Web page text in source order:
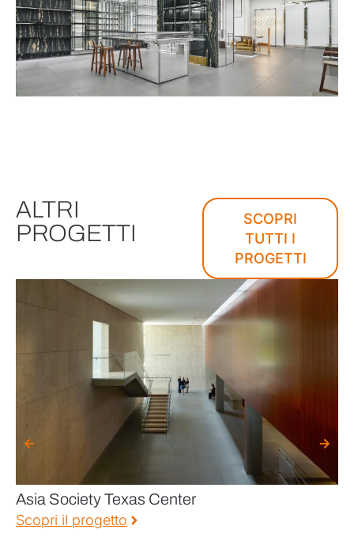
ALTRI
PROGETTI
SCOPRI
TUTTI I
PROGETTI
Asia Society Texas Center
Scopri il progetto